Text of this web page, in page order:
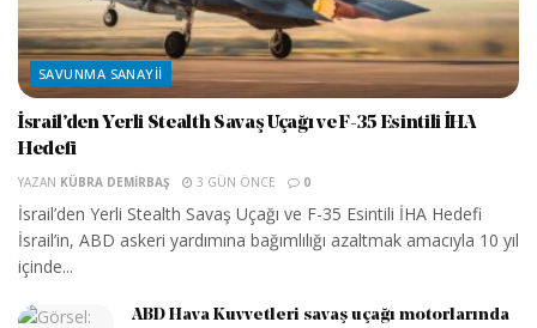
SAVUNMA SANAYII
İsrail’den Yerli Stealth Savaş Uçağı ve F-35 Esintili İHA
Hedefi
YAZAN KÜBRA DEMIRBAŞ 3 GÜN ÖNCE 0
İsrail’den Yerli Stealth Savaş Uçağı ve F-35 Esintili İHA Hedefi
İsrail’in, ABD askeri yardımına bağımlılığı azaltmak amacıyla 10 yıl
içinde...
ABD Hava Kuvvetleri savaş uçağı motorlarında